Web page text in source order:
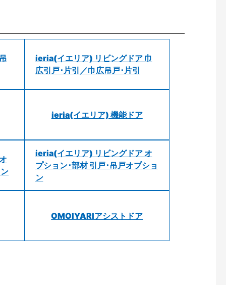
ieria(イエリア) リビングドア 巾
広引戸･片引／巾広吊戸･片引
ieria(イエリア) 機能ドア
ieria(イエリア) リビングドア オ
プション･部材 引戸･吊戸オプショ
ン
OMOIYARIアシストドア